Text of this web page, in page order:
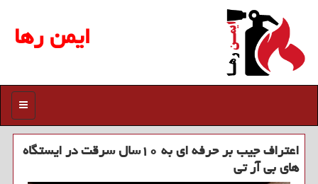
ایمن رها
منو
اعتراف جیب بر حرفه ای به ۱۰سال سرقت در ایستگاه
های بی آر تی